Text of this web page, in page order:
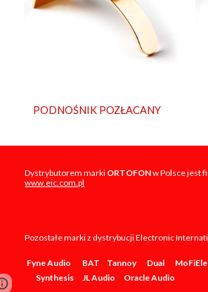
PODNOŚNIK POZŁACANY
Dystrybutorem marki ORTOFONw Polsce jest
www.eic.com.pl
Pozostałe marki z dystrybucji Electronic
Fyne Audio BAT Tannoy Dual
Synthesis
JL Audio Oracle Audio
Page Google Sites Report abuse